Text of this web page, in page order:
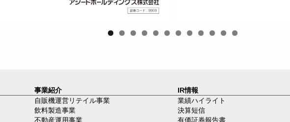
事業紹介
自販機運営リテイル事業
飲料製造事業
不動産運用事業
IR情報
業績ハイライト
決算短信
有価証券報告書